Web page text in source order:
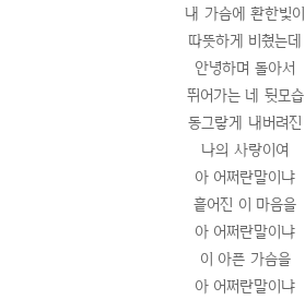
내 가슴에 환한빛이
따뜻하게 비췄는데
안녕하며 돌아서
뛰어가는 네 뒷모습
동그랗게 내버려진
나의 사랑이여
아 어쩌란말이냐
흩어진 이 마음을
아 어쩌란말이냐
이 아픈 가슴을
아 어쩌란말이냐